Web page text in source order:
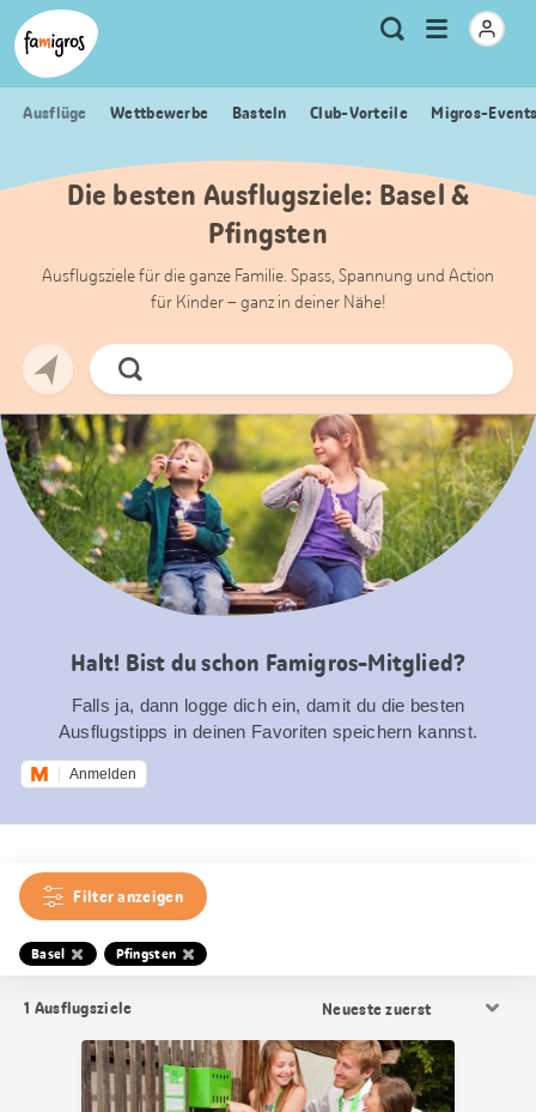
Sprungmarken
Navigation
Header
Logo
Meta
Navigation
Suche
Menu
öffnen
Ausflüge Wettbewerbe Basteln Club-Vorteile Migros-
Die besten Ausflugsziele: Basel &
Pfingsten
Ausflugsziele für die ganze Familie. Spass, Spannung und Action
für Kinder – ganz in deiner Nähe!
Jetzt
Suchen
Halt! Bist du schon Famigros-Mitglied?
Falls ja, dann logge dich ein, damit du die besten
Ausflugstipps in deinen Favoriten speichern kannst.
Anmelden
Filter anzeigen
Basel Pfingsten
1 Ausflugsziele
Sortierung